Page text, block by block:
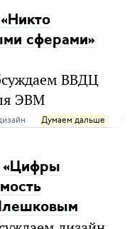
сферами»
ВВДЦ
ЭВМ
Думаем дальше